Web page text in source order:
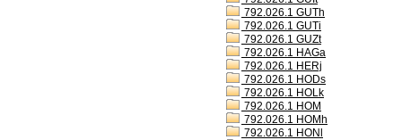
792.026.1 GUTh
792.026.1 GUTi
792.026.1 GUZt
792.026.1 HAGa
792.026.1 HERj
792.026.1 HODs
792.026.1 HOLk
792.026.1 HOM
792.026.1 HOMh
792.026.1 HONl